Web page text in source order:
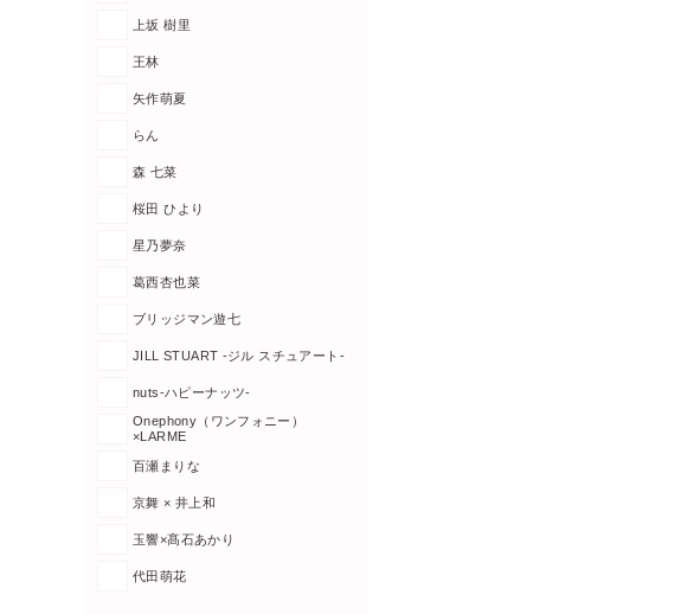
上坂 樹里
王林
矢作萌夏
らん
森 七菜
桜田 ひより
星乃夢奈
葛西杏也菜
ブリッジマン遊七
JILL STUART -ジル スチュアート-
nuts-ハピーナッツ-
Onephony（ワンフォニー）
×LARME
百瀬まりな
京舞 × 井上和
玉響×髙石あかり
代田萌花